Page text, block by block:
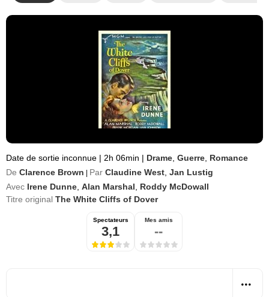
Date de sortie inconnue | 2h 06min | Drame Guerre Romance
De Clarence Brown Par Claudine West Jan Lustig
Avec Irene Dunne Alan Marshal
Roddy McDowall
Titre original The White Cliffs of Dover
Spectateurs
3,1
Mes amis
--